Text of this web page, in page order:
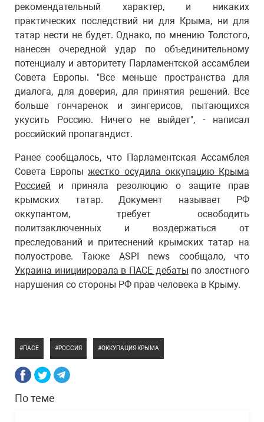
рекомендательный характер, и никаких
практических последствий ни для Крыма, ни для
татар нести не будет. Однако, по мнению Толстого,
нанесен очередной удар по объединительному
потенциалу и авторитету Парламентской ассамблеи
Совета Европы. "Все меньше пространства для
диалога, для доверия, для принятия решений. Все
больше гончаренок и зингерисов, пытающихся
укусить Россию. Ничего не выйдет", - написал
российский пропагандист.
Ранее сообщалось, что Парламентская Ассамблея
Совета Европыжестко осудила оккупацию Крыма
Россией и приняла резолюцию о защите прав
крымских татар. Документ называет РФ
оккупантом, требует освободить
политзаключенных и воздержаться от
преследований и притеснений крымских татар на
полуострове. Также ASPI news сообщало, что
Украина инициировала в ПАСЕ дебаты по злостного
нарушения со стороны РФ прав человека в Крыму.
ПАСЕ РОССИЯ ОККУПАЦИЯ КРЫМА
По теме